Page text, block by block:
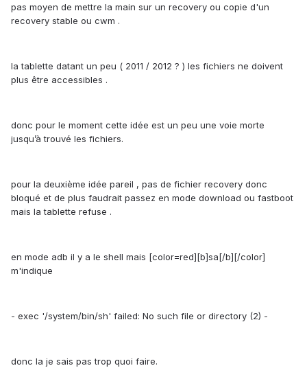
pas moyen de mettre la main sur un recovery ou copie d'un
recovery stable ou cwm .
la tablette datant un peu ( 2011 / 2012 ? ) les fichiers ne doivent
plus être accessibles .
donc pour le moment cette idée est un peu une voie morte
jusqu’à trouvé les fichiers.
pour la deuxième idée pareil , pas de fichier recovery donc
bloqué et de plus faudrait passez en mode download ou fastboot
mais la tablette refuse .
en mode adb il y a le shell mais [color=red][b]sa[/b][/color]
m'indique
- exec '/system/bin/sh' failed: No such file or directory (2) -
donc la je sais pas trop quoi faire.